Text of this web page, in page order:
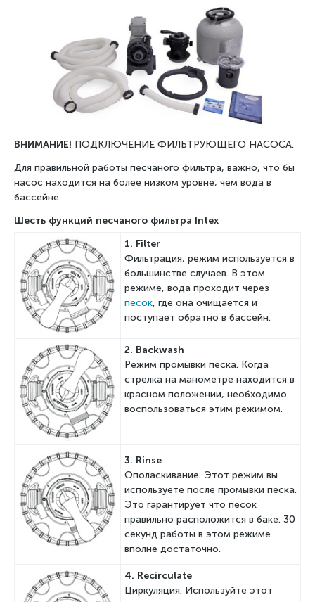
ВНИМАНИЕ! ПОДКЛЮЧЕНИЕ ФИЛЬТРУЮЩЕГО НАСОСА.
Для правильной работы песчаного фильтра, важно, что бы
насос находится на более низком уровне, чем вода в
бассейне.
Шесть функций песчаного фильтра Intex
1. Filter
Фильтрация, режим используется в
большинстве случаев. В этом
режиме, вода проходит через
песок, где она очищается и
поступает обратно в бассейн.
2. Backwash
Режим промывки песка. Когда
стрелка на манометре находится в
красном положении, необходимо
воспользоваться этим режимом.
3. Rinse
Ополаскивание. Этот режим вы
используете после промывки песка.
Это гарантирует что песок
правильно расположится в баке. 30
секунд работы в этом режиме
вполне достаточно.
4. Recirculate
Циркуляция. Используйте этот